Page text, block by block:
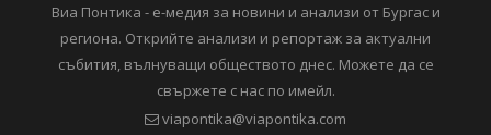
Виа Понтика - е-медия за новини и анализи от Бургас и
региона. Открийте анализи и репортаж за актуални
събития, вълнуващи обществото днес. Можете да се
свържете с нас по имейл.
viapontika@viapontika.com